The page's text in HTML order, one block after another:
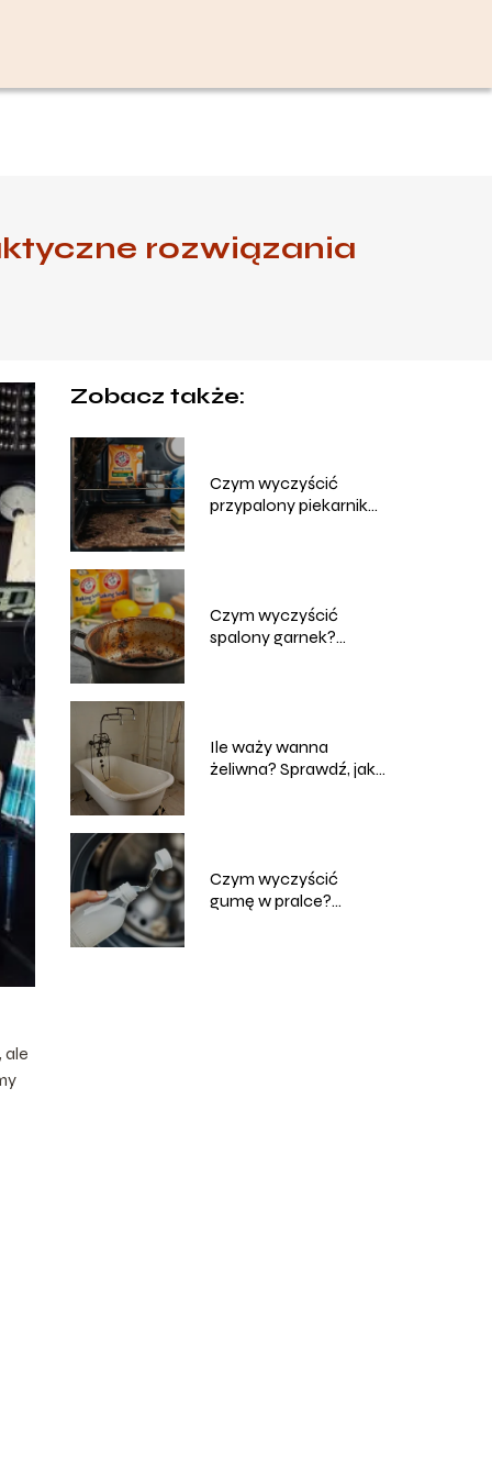
rozwiązania
ale
Zobacz także:
Czym wyczyścić
przypalony piekarnik?
Czym wyczyścić
spalony garnek?
Ile waży wanna
żeliwna? Sprawdź, jak
Czym wyczyścić
gumę w pralce?